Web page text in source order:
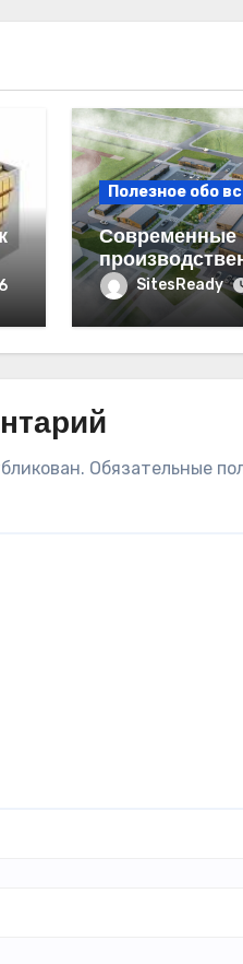
Полезное обо
Современные
здания: как
бизнес
SitesReady
Обязательные